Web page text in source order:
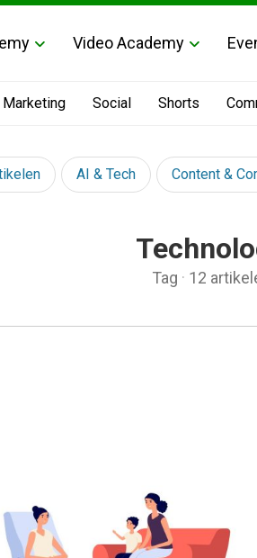
Video Academy
Marketing Social Shorts
AI & Tech Content &
Tag · 12